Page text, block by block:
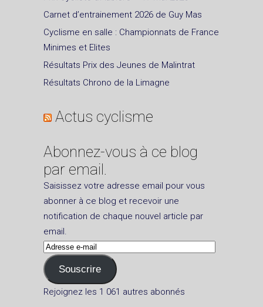
Carnet d’entrainement 2026 de Guy Mas
Cyclisme en salle : Championnats de France
Minimes et Elites
Résultats Prix des Jeunes de Malintrat
Résultats Chrono de la Limagne
Actus cyclisme
Abonnez-vous à ce blog
par email.
Saisissez votre adresse email pour vous
abonner à ce blog et recevoir une
notification de chaque nouvel article par
email.
Adresse
e-
mail
Souscrire
Rejoignez les 1 061 autres abonnés